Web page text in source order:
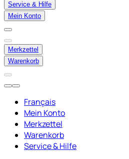
Service & Hilfe
Mein Konto
Merkzettel
Warenkorb
Français
Mein Konto
Merkzettel
Warenkorb
Service & Hilfe